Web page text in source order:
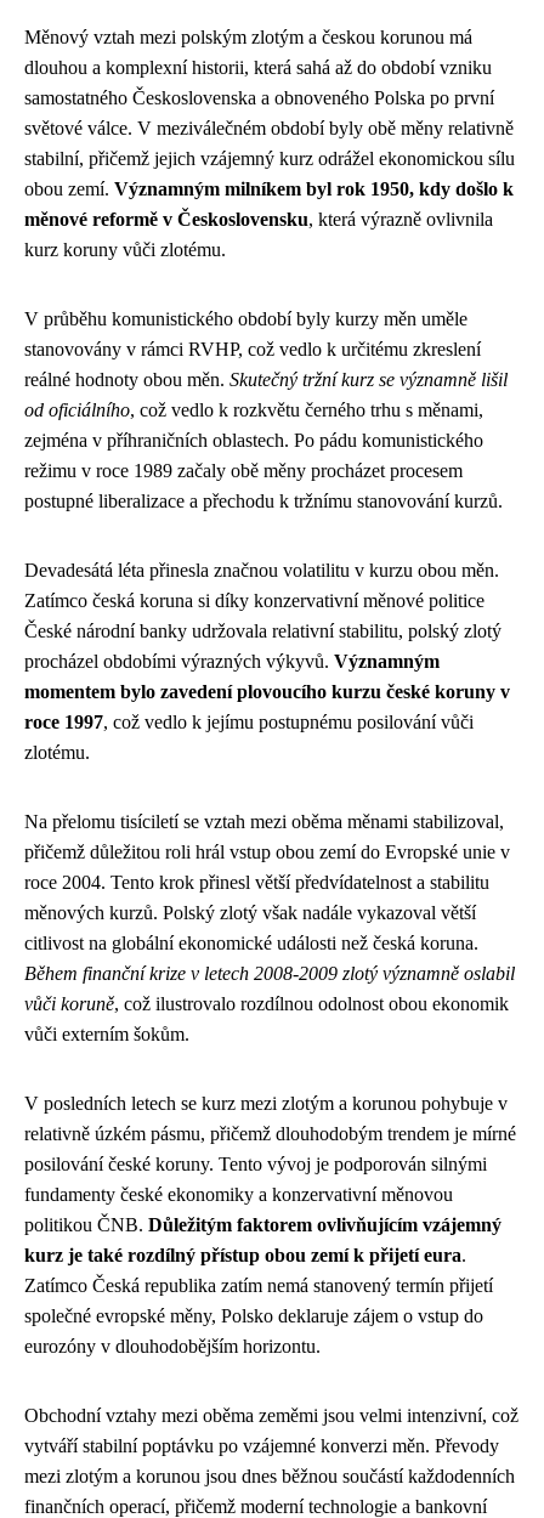
Měnový vztah mezi polským zlotým a českou korunou má
dlouhou a komplexní historii, která sahá až do období vzniku
samostatného Československa a obnoveného Polska po první
světové válce. V meziválečném období byly obě měny relativně
stabilní, přičemž jejich vzájemný kurz odrážel ekonomickou sílu
obou zemí. Významným milníkem byl rok 1950, kdy došlo k
měnové reformě v Československu, která výrazně ovlivnila
kurz koruny vůči zlotému.
V průběhu komunistického období byly kurzy měn uměle
stanovovány v rámci RVHP, což vedlo k určitému zkreslení
reálné hodnoty obou měn. Skutečný tržní kurz se významně lišil
od oficiálního, což vedlo k rozkvětu černého trhu s měnami,
zejména v příhraničních oblastech. Po pádu komunistického
režimu v roce 1989 začaly obě měny procházet procesem
postupné liberalizace a přechodu k tržnímu stanovování kurzů.
Devadesátá léta přinesla značnou volatilitu v kurzu obou měn.
Zatímco česká koruna si díky konzervativní měnové politice
České národní banky udržovala relativní stabilitu, polský zlotý
procházel obdobími výrazných výkyvů. Významným
momentem bylo zavedení plovoucího kurzu české koruny v
roce 1997, což vedlo k jejímu postupnému posilování vůči
zlotému.
Na přelomu tisíciletí se vztah mezi oběma měnami stabilizoval,
přičemž důležitou roli hrál vstup obou zemí do Evropské unie v
roce 2004. Tento krok přinesl větší předvídatelnost a stabilitu
měnových kurzů. Polský zlotý však nadále vykazoval větší
citlivost na globální ekonomické události než česká koruna.
Během finanční krize v letech 2008-2009 zlotý významně oslabil
vůči koruně, což ilustrovalo rozdílnou odolnost obou ekonomik
vůči externím šokům.
V posledních letech se kurz mezi zlotým a korunou pohybuje v
relativně úzkém pásmu, přičemž dlouhodobým trendem je mírné
posilování české koruny. Tento vývoj je podporován silnými
fundamenty české ekonomiky a konzervativní měnovou
politikou ČNB. Důležitým faktorem ovlivňujícím vzájemný
kurz je také rozdílný přístup obou zemí k přijetí eura.
Zatímco Česká republika zatím nemá stanovený termín přijetí
společné evropské měny, Polsko deklaruje zájem o vstup do
eurozóny v dlouhodobějším horizontu.
Obchodní vztahy mezi oběma zeměmi jsou velmi intenzivní, což
vytváří stabilní poptávku po vzájemné konverzi měn. Převody
mezi zlotým a korunou jsou dnes běžnou součástí každodenních
finančních operací, přičemž moderní technologie a bankovní